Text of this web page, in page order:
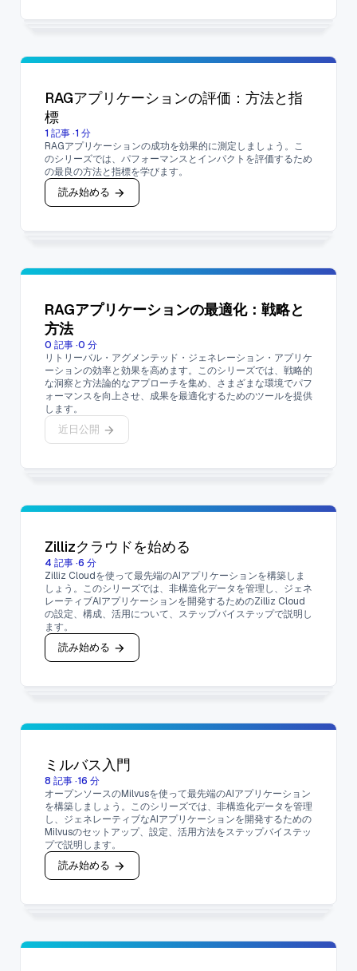
RAGアプリケーションの評価：方法と指
標
1 記事·1 分
RAGアプリケーションの成功を効果的に測定しましょう。こ
のシリーズでは、パフォーマンスとインパクトを評価するため
の最良の方法と指標を学びます。
読み始める
RAGアプリケーションの最適化：戦略と
方法
0 記事·0 分
リトリーバル・アグメンテッド・ジェネレーション・アプリケ
ーションの効率と効果を高めます。このシリーズでは、戦略的
な洞察と方法論的なアプローチを集め、さまざまな環境でパフ
ォーマンスを向上させ、成果を最適化するためのツールを提供
します。
近日公開
Zillizクラウドを始める
4 記事·6 分
Zilliz Cloudを使って最先端のAIアプリケーションを構築しま
しょう。このシリーズでは、非構造化データを管理し、ジェネ
レーティブAIアプリケーションを開発するためのZilliz Cloud
の設定、構成、活用について、ステップバイステップで説明し
ます。
読み始める
ミルバス入門
8 記事·16 分
オープンソースのMilvusを使って最先端のAIアプリケーション
を構築しましょう。このシリーズでは、非構造化データを管理
し、ジェネレーティブなAIアプリケーションを開発するための
Milvusのセットアップ、設定、活用方法をステップバイステッ
プで説明します。
読み始める